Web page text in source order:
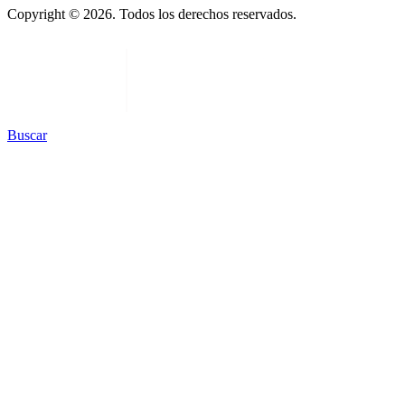
Copyright © 2026. Todos los derechos reservados.
Buscar